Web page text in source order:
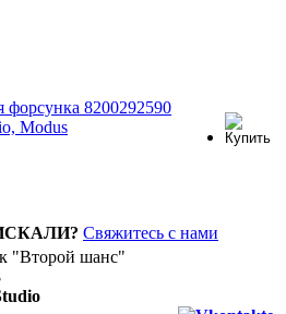
форсунка 8200292590
Modus
Свяжитесь с нами
"Второй шанс"